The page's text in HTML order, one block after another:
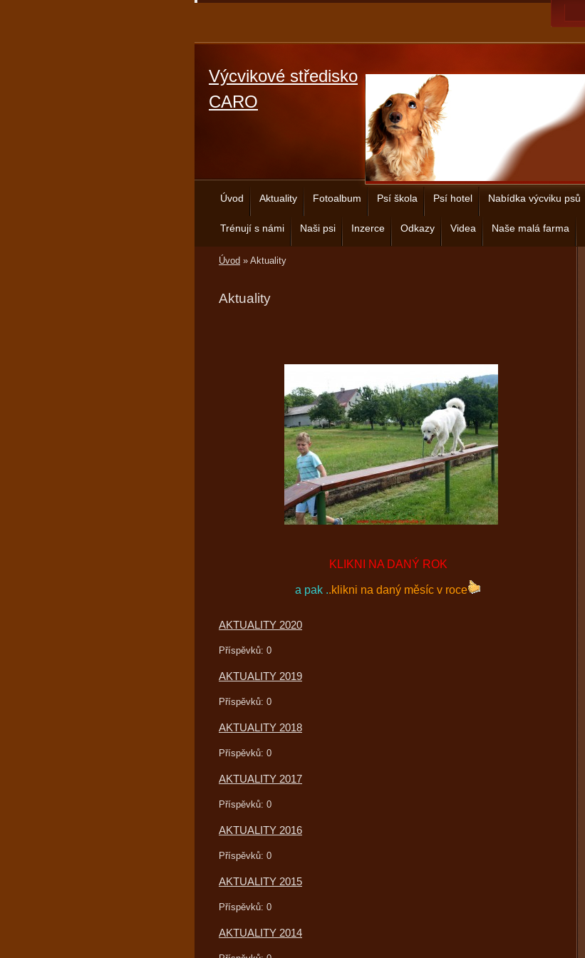
Výcvikové středisko
CARO
Úvod Aktuality Fotoalbum Psí škola Psí hotel Nabídka výcviku psů
Trénují s námi Naši psi Inzerce Odkazy Videa Naše malá farma
Úvod » Aktuality
Aktuality
KLIKNI NA DANÝ ROK
a pak ..klikni na daný měsíc v roce
AKTUALITY 2020
Příspěvků: 0
AKTUALITY 2019
Příspěvků: 0
AKTUALITY 2018
Příspěvků: 0
AKTUALITY 2017
Příspěvků: 0
AKTUALITY 2016
Příspěvků: 0
AKTUALITY 2015
Příspěvků: 0
AKTUALITY 2014